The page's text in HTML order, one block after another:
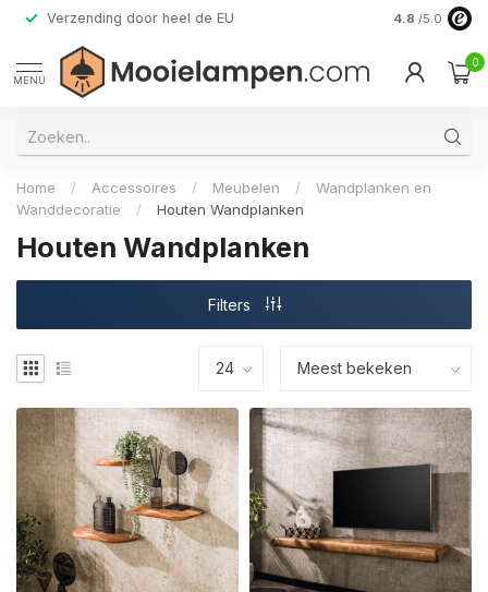
Verzending door heel de EU Alleen
4.8 /5.0
MENU
0
Home / Accessoires / Meubelen /
Wandplanken en
Wanddecoratie
/ Houten Wandplanken
Houten Wandplanken
Filters